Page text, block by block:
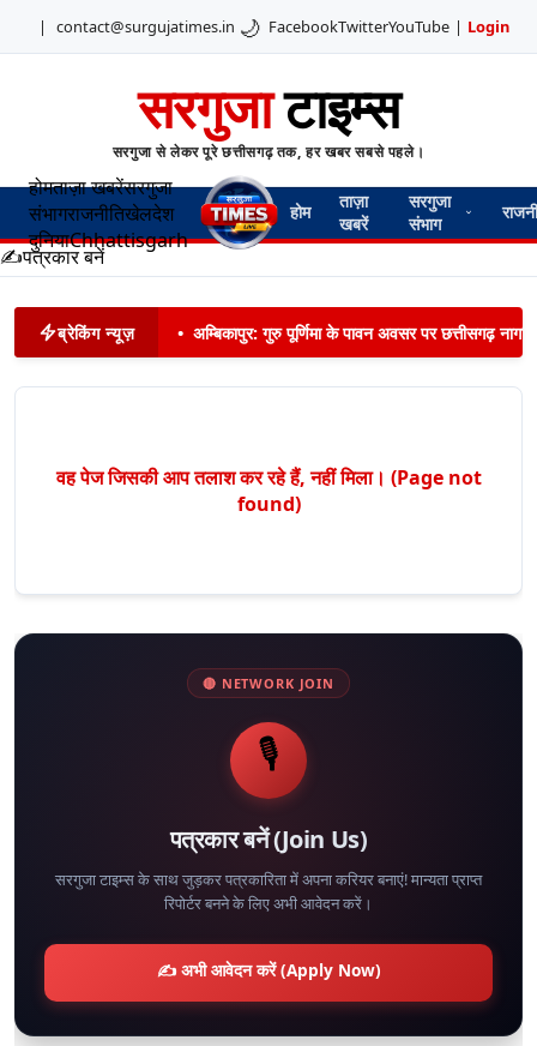
| contact@surgujatimes.in 🌙 FacebookTwitterYouTube | Login
सरगुजाटाइम्स
सरगुजा से लेकर पूरे छत्तीसगढ़ तक, हर खबर सबसे पहले।
होमताज़ा खबरेंसरगुजा
संभागराजनीतिखेलदेश
दुनियाChhattisgarh
होम
ताज़ा
खबरें
सरगुजा
संभाग
✍️पत्रकार बनें
ब्रेकिंग न्यूज़ • अम्बिकापुर: गुरु पूर्णिमा के पावन अवसर पर छत्तीसगढ़
वह पेज जिसकी आप तलाश कर रहे हैं, नहीं मिला। (Page not
found)
🔴 NETWORK JOIN
🎙️
पत्रकार बनें (Join Us)
सरगुजा टाइम्स के साथ जुड़कर पत्रकारिता में अपना करियर बनाएं! मान्यता प्राप्त
रिपोर्टर बनने के लिए अभी आवेदन करें।
✍️ अभी आवेदन करें (Apply Now)